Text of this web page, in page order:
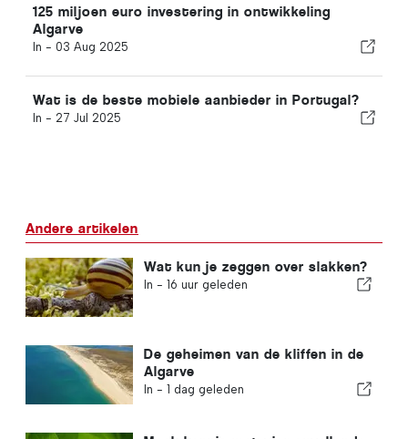
125 miljoen euro investering in ontwikkeling
Algarve
In - 03 Aug 2025
Wat is de beste mobiele aanbieder in Portugal?
In - 27 Jul 2025
Andere artikelen
Wat kun je zeggen over slakken?
In - 16 uur geleden
De geheimen van de kliffen in de
Algarve
In - 1 dag geleden